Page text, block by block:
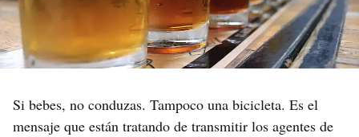
Si bebes, no conduzas. Tampoco una bicicleta. Es el
mensaje que están tratando de transmitir los agentes de